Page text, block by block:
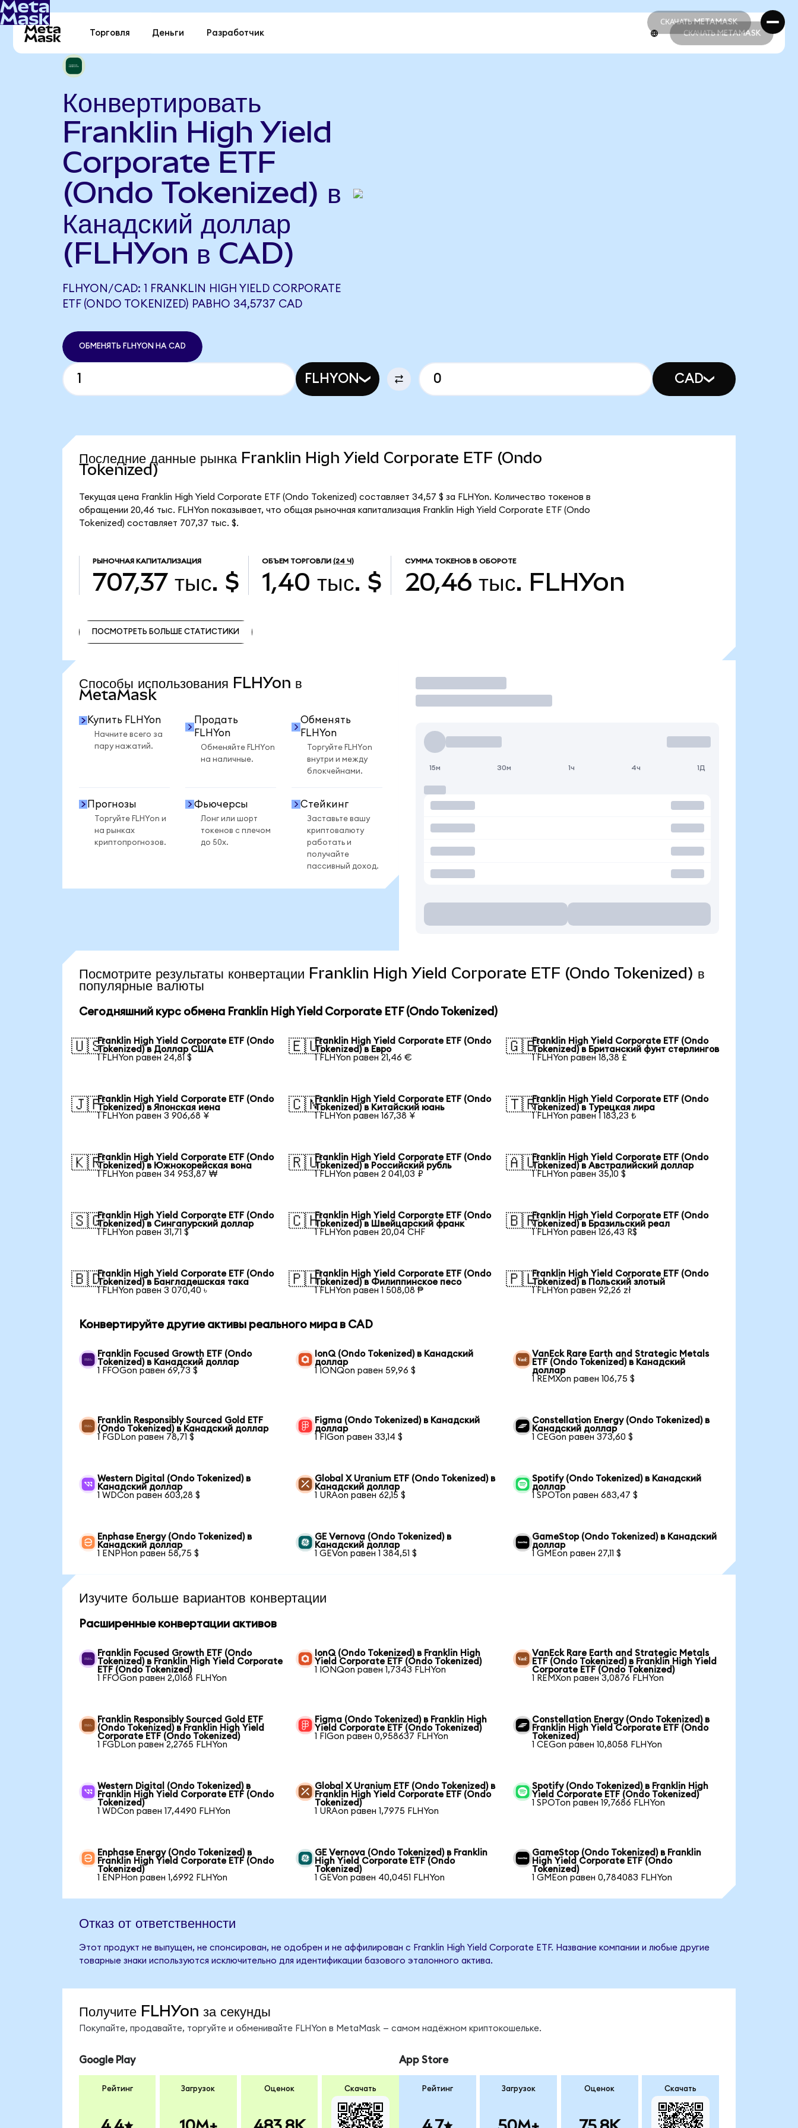
СКАЧАТЬ METAMASK
СКАЧАТЬ METAMASK
Торговля Деньги Разработчик СКАЧАТЬ METAMASK
Конвертировать
Franklin High Yield
Corporate ETF
(Ondo Tokenized) в
Канадский доллар
(FLHYon в CAD)
FLHYON/CAD: 1 FRANKLIN HIGH YIELD CORPORATE
ETF (ONDO TOKENIZED) РАВНО 34,5737 CAD
ОБМЕНЯТЬ FLHYON НА CAD
FLHYON CAD
Последние данные рынка Franklin High Yield Corporate ETF (Ondo
Tokenized)
Текущая цена Franklin High Yield Corporate ETF (Ondo Tokenized) составляет 34,57 $ за FLHYon. Количество токенов в
обращении 20,46 тыс. FLHYon показывает, что общая рыночная капитализация Franklin High Yield Corporate ETF (Ondo
Tokenized) составляет 707,37 тыс. $.
РЫНОЧНАЯ КАПИТАЛИЗАЦИЯ
707,37 тыс. $
ОБЪЕМ ТОРГОВЛИ (24 Ч)
1,40 тыс. $
СУММА ТОКЕНОВ В ОБОРОТЕ
20,46 тыс. FLHYon
ПОСМОТРЕТЬ БОЛЬШЕ СТАТИСТИКИ
Способы использования FLHYon в
MetaMask
Купить FLHYon
Начните всего за
пару нажатий.
Продать
FLHYon
Обменяйте FLHYon
на наличные.
Обменять
FLHYon
Торгуйте FLHYon
внутри и между
блокчейнами.
Прогнозы
Торгуйте FLHYon и
на рынках
криптопрогнозов.
Фьючерсы
Лонг или шорт
токенов с плечом
до 50x.
Стейкинг
Заставьте вашу
криптовалюту
работать и
получайте
пассивный доход.
Торговать
15м 30м 1ч 4ч 1Д
Посмотрите результаты конвертации Franklin High Yield Corporate ETF (Ondo Tokenized) в
популярные валюты
Сегодняшний курс обмена Franklin High Yield Corporate ETF (Ondo Tokenized)
🇺🇸Franklin High Yield Corporate ETF (Ondo
Tokenized) в Доллар США
1 FLHYon равен 24,81 $
🇪🇺Franklin High Yield Corporate ETF (Ondo
Tokenized) в Евро
1 FLHYon равен 21,46 €
🇬🇧Franklin High Yield Corporate ETF (Ondo
Tokenized) в Британский фунт стерлингов
1 FLHYon равен 18,38 £
🇯🇵Franklin High Yield Corporate ETF (Ondo
Tokenized) в Японская иена
1 FLHYon равен 3 906,68 ¥
🇨🇳Franklin High Yield Corporate ETF (Ondo
Tokenized) в Китайский юань
1 FLHYon равен 167,38 ¥
🇹🇷Franklin High Yield Corporate ETF (Ondo
Tokenized) в Турецкая лира
1 FLHYon равен 1 183,23 ₺
🇰🇷Franklin High Yield Corporate ETF (Ondo
Tokenized) в Южнокорейская вона
1 FLHYon равен 34 953,87 ₩
🇷🇺Franklin High Yield Corporate ETF (Ondo
Tokenized) в Российский рубль
1 FLHYon равен 2 041,03 ₽
🇦🇺Franklin High Yield Corporate ETF (Ondo
Tokenized) в Австралийский доллар
1 FLHYon равен 35,10 $
🇸🇬Franklin High Yield Corporate ETF (Ondo
Tokenized) в Сингапурский доллар
1 FLHYon равен 31,71 $
🇨🇭Franklin High Yield Corporate ETF (Ondo
Tokenized) в Швейцарский франк
1 FLHYon равен 20,04 CHF
🇧🇷Franklin High Yield Corporate ETF (Ondo
Tokenized) в Бразильский реал
1 FLHYon равен 126,43 R$
🇧🇩Franklin High Yield Corporate ETF (Ondo
Tokenized) в Бангладешская така
1 FLHYon равен 3 070,40 ৳
🇵🇭Franklin High Yield Corporate ETF (Ondo
Tokenized) в Филиппинское песо
1 FLHYon равен 1 508,08 ₱
🇵🇱Franklin High Yield Corporate ETF (Ondo
Tokenized) в Польский злотый
1 FLHYon равен 92,26 zł
Конвертируйте другие активы реального мира в CAD
Franklin Focused Growth ETF (Ondo
Tokenized) в Канадский доллар
1 FFOGon равен 69,73 $
IonQ (Ondo Tokenized) в Канадский
доллар
1 IONQon равен 59,96 $
VanEck Rare Earth and Strategic Metals
ETF (Ondo Tokenized) в Канадский
доллар
1 REMXon равен 106,75 $
Franklin Responsibly Sourced Gold ETF
(Ondo Tokenized) в Канадский доллар
1 FGDLon равен 78,71 $
Figma (Ondo Tokenized) в Канадский
доллар
1 FIGon равен 33,14 $
Constellation Energy (Ondo Tokenized) в
Канадский доллар
1 CEGon равен 373,60 $
Western Digital (Ondo Tokenized) в
Канадский доллар
1 WDCon равен 603,28 $
Global X Uranium ETF (Ondo Tokenized) в
Канадский доллар
1 URAon равен 62,15 $
Spotify (Ondo Tokenized) в Канадский
доллар
1 SPOTon равен 683,47 $
Enphase Energy (Ondo Tokenized) в
Канадский доллар
1 ENPHon равен 58,75 $
GE Vernova (Ondo Tokenized) в
Канадский доллар
1 GEVon равен 1 384,51 $
GameStop (Ondo Tokenized) в Канадский
доллар
1 GMEon равен 27,11 $
Изучите больше вариантов конвертации
Расширенные конвертации активов
Franklin Focused Growth ETF (Ondo
Tokenized) в Franklin High Yield Corporate
ETF (Ondo Tokenized)
1 FFOGon равен 2,0168 FLHYon
IonQ (Ondo Tokenized) в Franklin High
Yield Corporate ETF (Ondo Tokenized)
1 IONQon равен 1,7343 FLHYon
VanEck Rare Earth and Strategic Metals
ETF (Ondo Tokenized) в Franklin High Yield
Corporate ETF (Ondo Tokenized)
1 REMXon равен 3,0876 FLHYon
Franklin Responsibly Sourced Gold ETF
(Ondo Tokenized) в Franklin High Yield
Corporate ETF (Ondo Tokenized)
1 FGDLon равен 2,2765 FLHYon
Figma (Ondo Tokenized) в Franklin High
Yield Corporate ETF (Ondo Tokenized)
1 FIGon равен 0,958637 FLHYon
Constellation Energy (Ondo Tokenized) в
Franklin High Yield Corporate ETF (Ondo
Tokenized)
1 CEGon равен 10,8058 FLHYon
Western Digital (Ondo Tokenized) в
Franklin High Yield Corporate ETF (Ondo
Tokenized)
1 WDCon равен 17,4490 FLHYon
Global X Uranium ETF (Ondo Tokenized) в
Franklin High Yield Corporate ETF (Ondo
Tokenized)
1 URAon равен 1,7975 FLHYon
Spotify (Ondo Tokenized) в Franklin High
Yield Corporate ETF (Ondo Tokenized)
1 SPOTon равен 19,7686 FLHYon
Enphase Energy (Ondo Tokenized) в
Franklin High Yield Corporate ETF (Ondo
Tokenized)
1 ENPHon равен 1,6992 FLHYon
GE Vernova (Ondo Tokenized) в Franklin
High Yield Corporate ETF (Ondo
Tokenized)
1 GEVon равен 40,0451 FLHYon
GameStop (Ondo Tokenized) в Franklin
High Yield Corporate ETF (Ondo
Tokenized)
1 GMEon равен 0,784083 FLHYon
Отказ от ответственности
Этот продукт не выпущен, не спонсирован, не одобрен и не аффилирован с Franklin High Yield Corporate ETF. Название компании и любые другие
товарные знаки используются исключительно для идентификации базового эталонного актива.
Получите FLHYon за секунды
Покупайте, продавайте, торгуйте и обменивайте FLHYon в MetaMask — самом надёжном криптокошельке.
Google Play
Рейтинг Загрузок Оценок Скачать
App Store
Рейтинг Загрузок Оценок Скачать